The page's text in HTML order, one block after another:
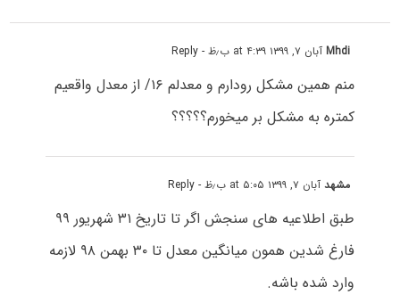
Mhdiآبان ۷, ۱۳۹۹ at ۴:۳۹ ب٫ظ - Reply
منم همین مشکل رو‌دارم و معدلم ۱۶/ از معدل واقعیم
کمتره به مشکل بر میخورم؟؟؟؟؟
مشهدآبان ۷, ۱۳۹۹ at ۵:۰۵ ب٫ظ - Reply
طبق اطلاعیه های سنجش اگر تا تاریخ ۳۱ شهریور ۹۹
فارغ شدین همون میانگین معدل تا ۳۰ بهمن ۹۸ لازمه
وارد شده باشه.